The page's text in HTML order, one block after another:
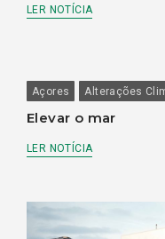
LER NOTÍCIA
Açores Alterações
Elevar o mar
LER NOTÍCIA